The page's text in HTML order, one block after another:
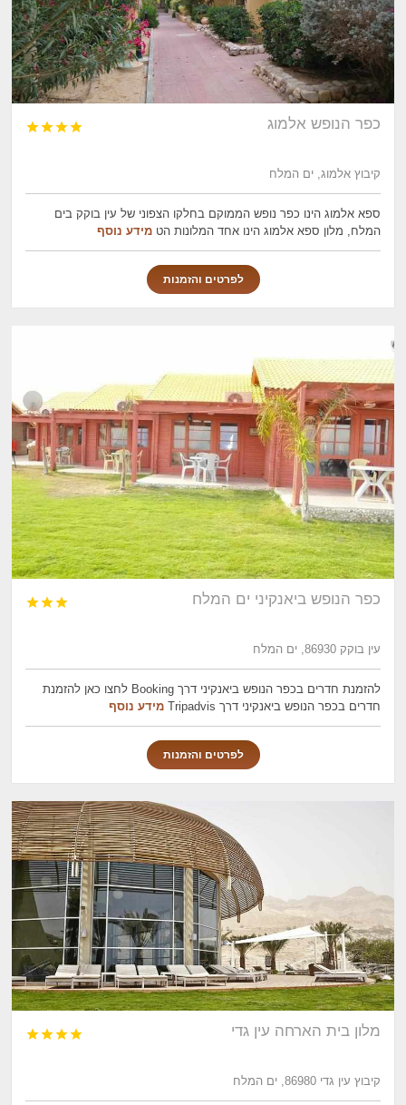
כפר הנופש אלמוג 



קיבוץ אלמוג, ים המלח
ספא אלמוג הינו כפר נופש הממוקם בחלקו הצפוני של עין בוקק בים
המלח, מלון ספא אלמוג הינו אחד המלונות הטמידע נוסף
לפרטים והזמנות
כפר הנופש ביאנקיני ים המלח 


עין בוקק 86930, ים המלח
להזמנת חדרים בכפר הנופש ביאנקיני דרך Booking לחצו כאן להזמנת
חדרים בכפר הנופש ביאנקיני דרך Tripadvis
מידע נוסף
לפרטים והזמנות
מלון בית הארחה עין גדי 



קיבוץ עין גדי 86980, ים המלח